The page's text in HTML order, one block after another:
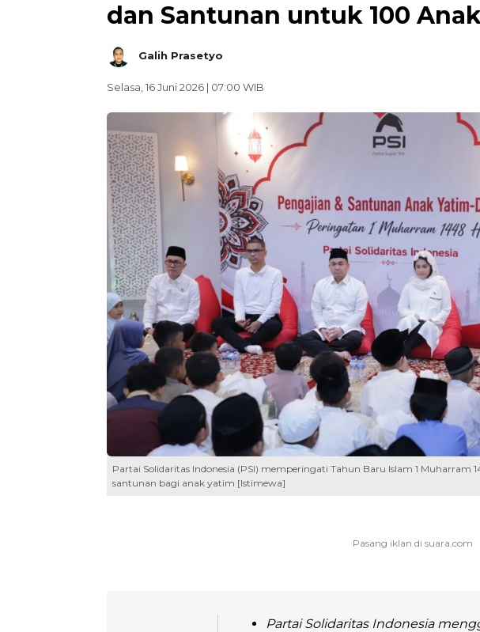
dan Santunan untuk 100
Galih Prasetyo
Selasa, 16 Juni 2026 | 07:00 WIB
Partai Solidaritas Indonesia (PSI) memperingati Tahun Baru Islam 1 Muharram
santunan bagi anak yatim [Istimewa]
Partai Solidaritas Indonesia